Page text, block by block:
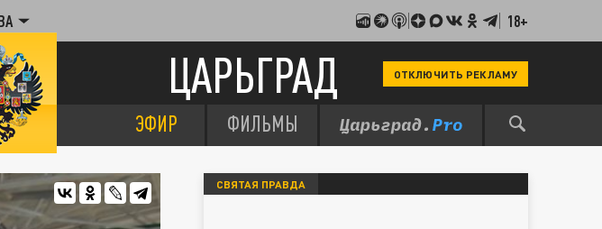
18+
ЦАРЬГРАД ОТКЛЮЧИТЬ РЕКЛАМУ
ЭФИР ФИЛЬМЫ
СВЯТАЯ ПРАВДА